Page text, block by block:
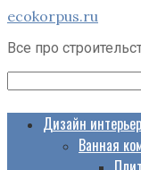
Перейти
контенту
ecokorpus.ru
Все про
Дизайн
Ванная